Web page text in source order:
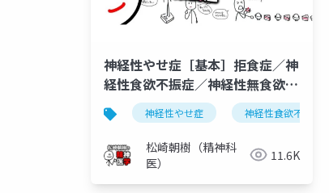
神経性やせ症［基本］拒食症／神
経性食欲不振症／神経性無食欲
症、摂食障害について
神経性やせ症 神経性食欲不振症
松崎朝樹（精神科
医）
11.6K